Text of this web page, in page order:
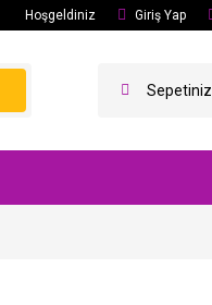
Hoşgeldiniz Giriş Yap
Sepetiniz